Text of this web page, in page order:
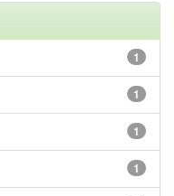
1
1
1
1